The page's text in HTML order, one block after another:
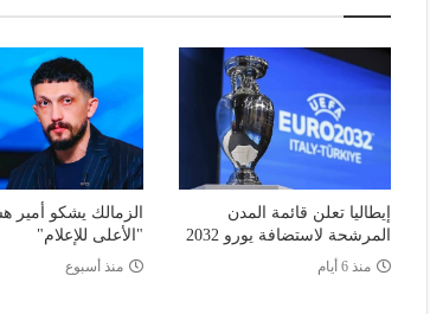
إيطاليا تعلن قائمة المدن
المرشحة لاستضافة يورو 2032
منذ 6 أيام
الزمالك يشكو أمير
"الأعلى للإعلام"
منذ أسبوع